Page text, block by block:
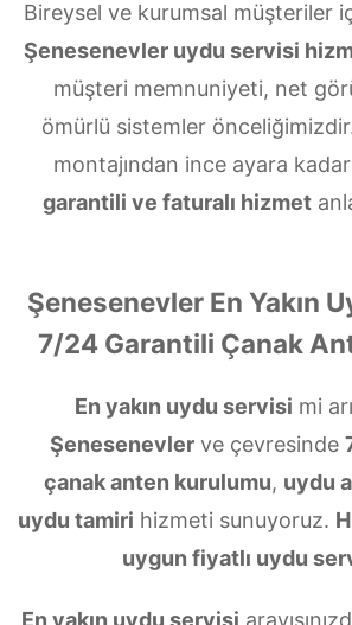
Bireysel ve kurumsal müşteriler
Şenesenevler uydu servisi
müşteri memnuniyeti, net
ömürlü sistemler
montajından ince ayara
garantili ve faturalı hizmet
Şenesenevler En Yakın
7/24 Garantili Çanak
En yakın uydu servisi mi
Şenesenevlerve çevresinde
çanak anten kurulumu, uydu
uydu tamiri hizmeti sunuyoruz.
uygun fiyatlı uydu
En yakın uydu servisi